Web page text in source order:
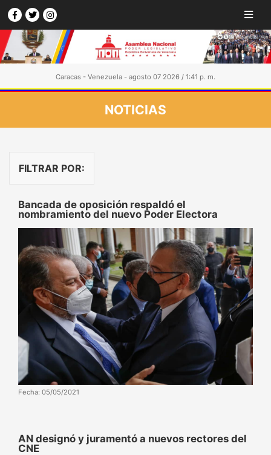
Caracas - Venezuela - agosto 07 2026 / 1:41 p. m.
NOTICIAS
FILTRAR POR:
Bancada de oposición respaldó el
nombramiento del nuevo Poder Electora
Fecha: 05/05/2021
AN designó y juramentó a nuevos rectores del
CNE